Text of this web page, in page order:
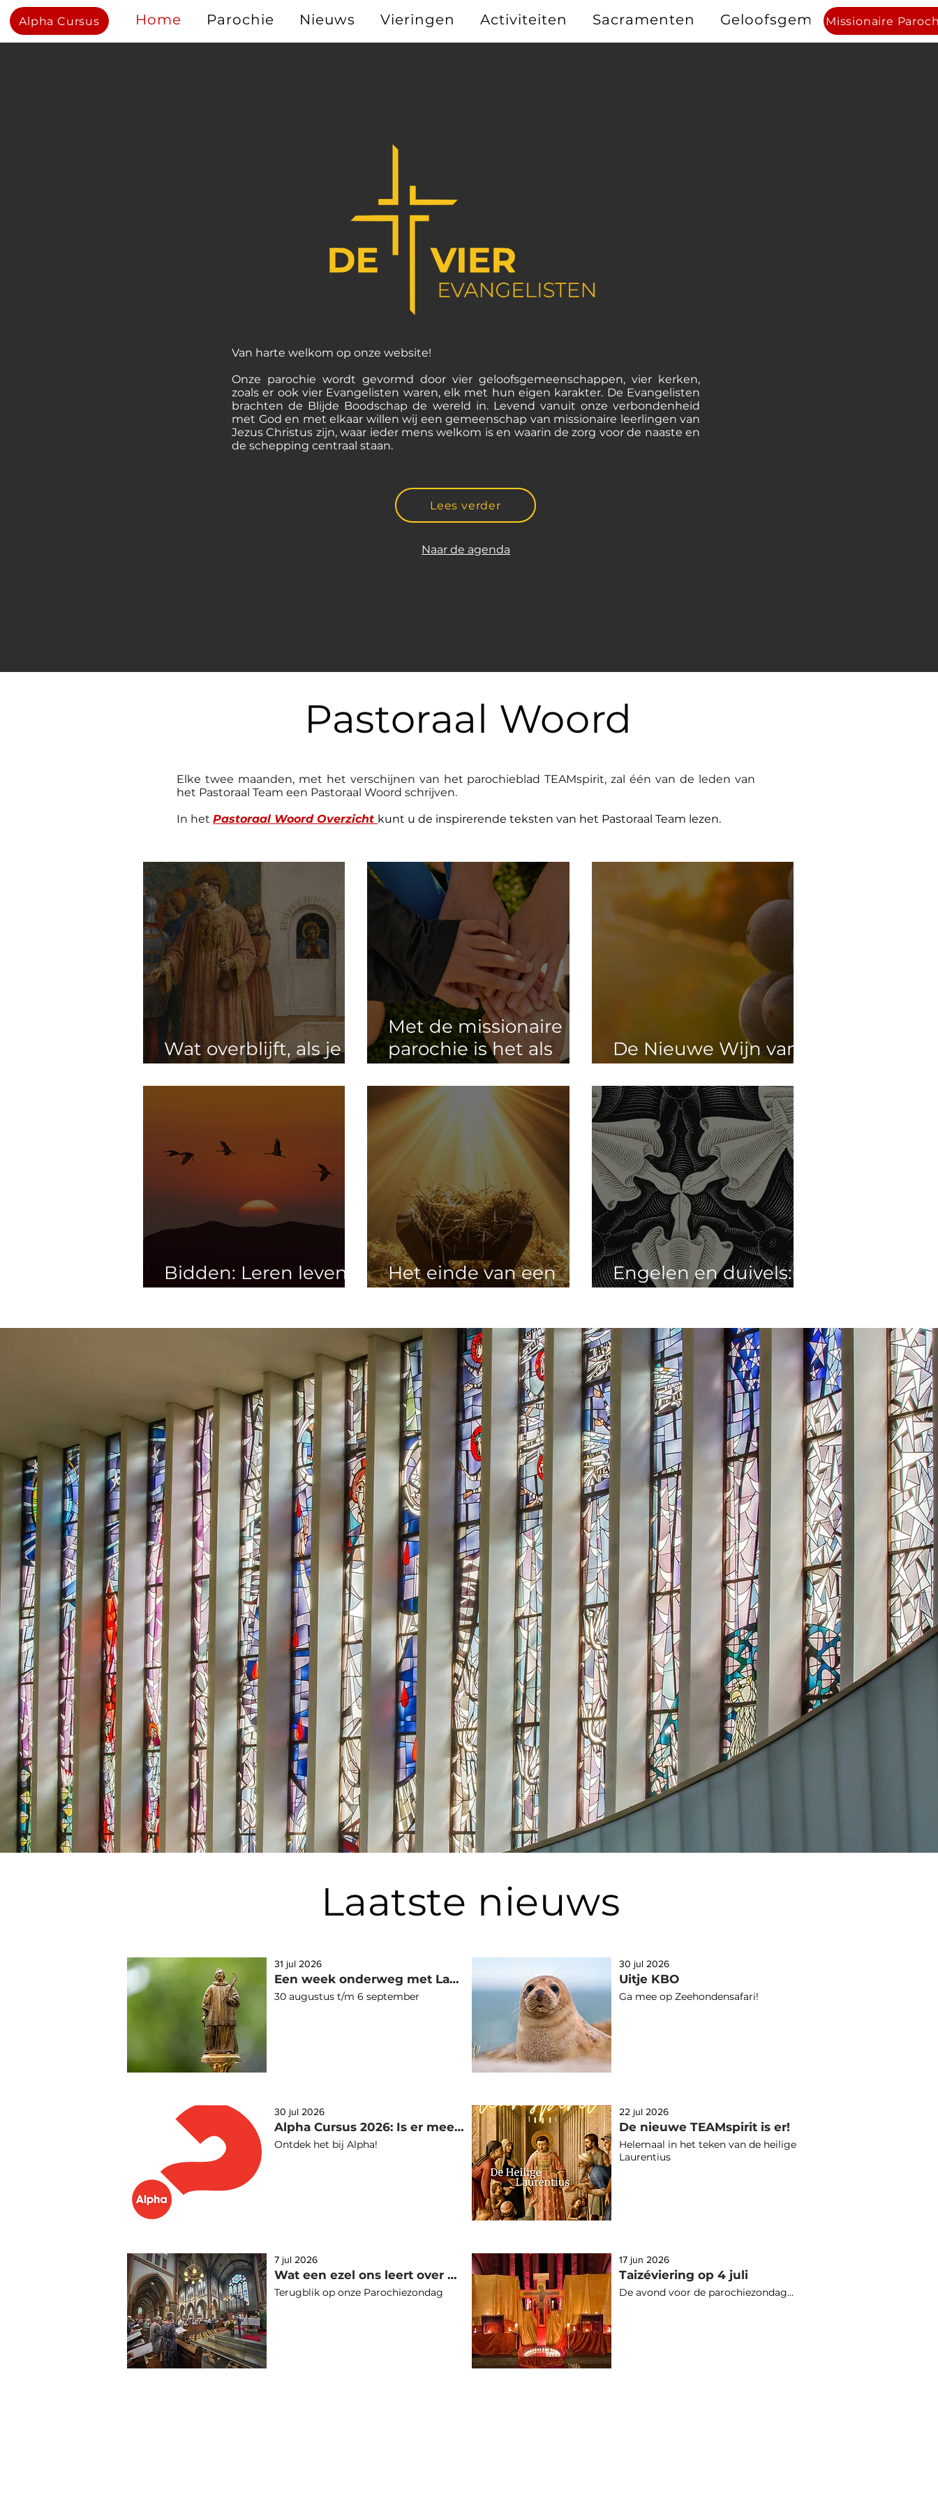
Alpha Cursus Home Parochie Nieuws Vieringen Activiteiten Sacramenten Geloofsgemeenschappen
Missionaire
Van harte welkom op onze website!
Onze parochie wordt gevormd door vier geloofsgemeenschappen, vier kerken,
zoals er ook vier Evangelisten waren, elk met hun eigen karakter. De Evangelisten
brachten de Blijde Boodschap de wereld in. Levend vanuit onze verbondenheid
met God en met elkaar willen wij een gemeenschap van missionaire leerlingen van
Jezus Christus zijn, waar ieder mens welkom is en waarin de zorg voor de naaste en
de schepping centraal staan.
Lees verder
Naar de agenda
Pastoraal Woord
Elke twee maanden, met het verschijnen van het parochieblad TEAMspirit, zal één van de leden van
het Pastoraal Team een Pastoraal Woord schrijven.
In het Pastoraal Woord Overzicht kunt u de inspirerende teksten van het Pastoraal Team lezen.
Wat overblijft, als je
niets meer hebt...
Met de missionaire
parochie is het als
met een
voetbalwedstrijd...
De Nieuwe Wijn van
de verrezen Heer
Bidden: Leren leven
vanuit vertrouwen
Het einde van een
tijdperk
Engelen en duivels:
spiegel van ons hart
Laatste nieuws
31 jul 2026
Een week onderweg met Laurentius
30 augustus t/m 6 september
30 jul 2026
Alpha Cursus 2026: Is er meer?
Ontdek het bij Alpha!
7 jul 2026
Wat een ezel ons leert over missie
Terugblik op onze Parochiezondag
30 jul 2026
Uitje KBO
Ga mee op Zeehondensafari!
22 jul 2026
De nieuwe TEAMspirit is er!
Helemaal in het teken van de heilige
Laurentius
17 jun 2026
Taizéviering op 4 juli
De avond voor de parochiezondag...